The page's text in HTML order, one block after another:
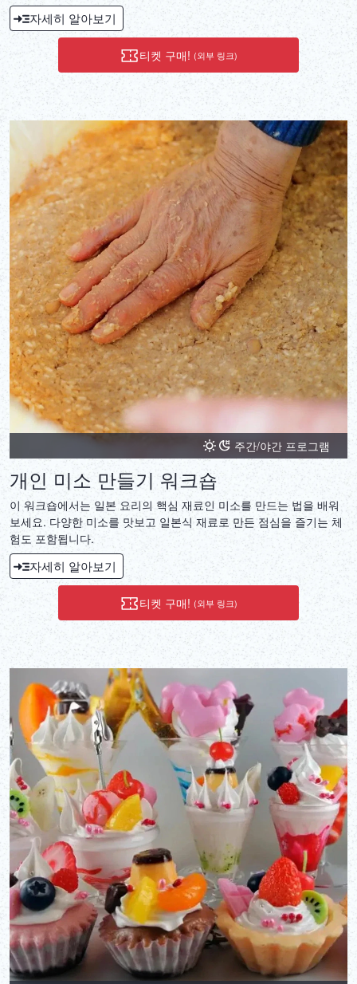
자세히 알아보기
티켓 구매! (외부 링크)
주간/야간 프로그램
개인 미소 만들기 워크숍
이 워크숍에서는 일본 요리의 핵심 재료인 미소를 만드는 법을 배워
보세요. 다양한 미소를 맛보고 일본식 재료로 만든 점심을 즐기는 체
험도 포함됩니다.
자세히 알아보기
티켓 구매! (외부 링크)